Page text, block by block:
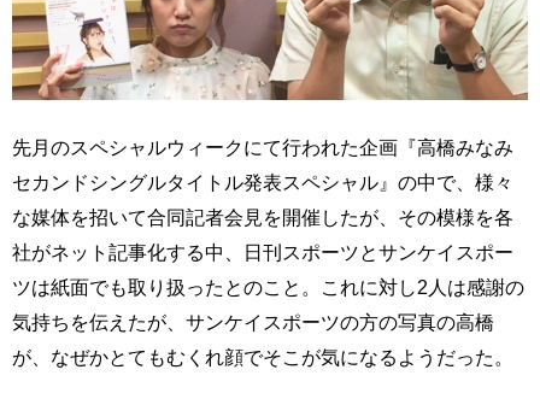
先月のスペシャルウィークにて行われた企画『高橋みなみ
セカンドシングルタイトル発表スペシャル』の中で、様々
な媒体を招いて合同記者会見を開催したが、その模様を各
社がネット記事化する中、日刊スポーツとサンケイスポー
ツは紙面でも取り扱ったとのこと。これに対し2人は感謝の
気持ちを伝えたが、サンケイスポーツの方の写真の高橋
が、なぜかとてもむくれ顔でそこが気になるようだった。